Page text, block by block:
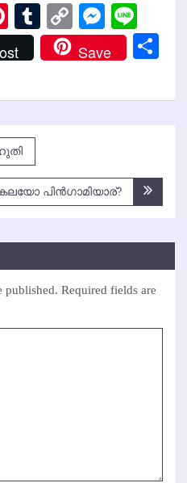
Pinterest
Tumblr
Copy
Link
Save
പിന്‍ഗാമിയാര്?
published. Required fields are